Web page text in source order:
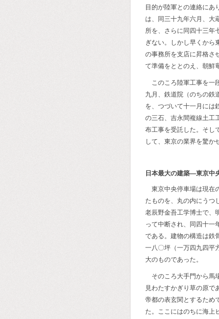
目的が陸軍との連絡にあ
は、同三十九年六月、大
所を、さらに同四十三年
ぎない。しかし早くから
の事務所を支店に昇格さ
て準備をととのえ、朝鮮
このころ陸軍工事を一
九月、鉄道院（のちの鉄
を、つづいて十一月には
の三石、吉永間複線土工
布工事を受託した。そし
して、東京の業界を驚か
日本最大の建築―東京中
東京中央停車場は現在
たものを、丸の内にうつ
老辰野金吾工学博士で、
って中断され、同四十一
である。建物の構造は鉄
一八〇坪（一万四九四平
大のものであった。
そのころ大手門から馬
見わたすかぎり草の原で
帝都の表玄関とするため
た。ここにはのちに海上